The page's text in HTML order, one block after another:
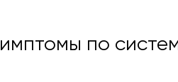
по